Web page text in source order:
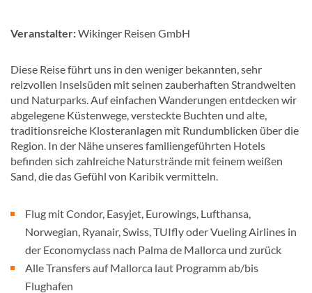
Veranstalter:Wikinger Reisen GmbH
Diese Reise führt uns in den weniger bekannten, sehr
reizvollen Inselsüden mit seinen zauberhaften Strandwelten
und Naturparks. Auf einfachen Wanderungen entdecken wir
abgelegene Küstenwege, versteckte Buchten und alte,
traditionsreiche Klosteranlagen mit Rundumblicken über die
Region. In der Nähe unseres familiengeführten Hotels
befinden sich zahlreiche Naturstrände mit feinem weißen
Sand, die das Gefühl von Karibik vermitteln.
Flug mit Condor, Easyjet, Eurowings, Lufthansa,
Norwegian, Ryanair, Swiss, TUIfly oder Vueling Airlines in
der Economyclass nach Palma de Mallorca und zurück
Alle Transfers auf Mallorca laut Programm ab/bis
Flughafen